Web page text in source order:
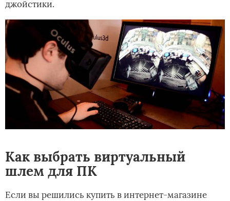
джойстики.
Как выбрать виртуальный
шлем для ПК
Если вы решились купить в интернет-магазине